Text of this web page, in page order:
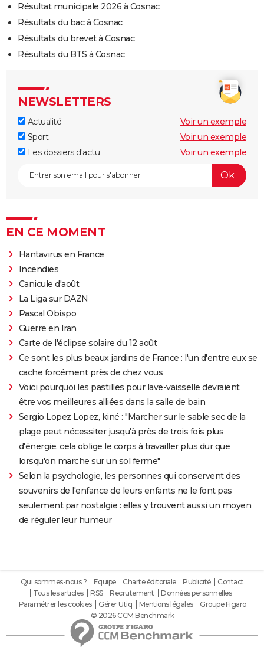
Résultat municipale 2026 à Cosnac
Résultats du bac à Cosnac
Résultats du brevet à Cosnac
Résultats du BTS à Cosnac
NEWSLETTERS
Actualité
Voir un exemple
Sport
Voir un exemple
Les dossiers d'actu
Voir un exemple
EN CE MOMENT
Hantavirus en France
Incendies
Canicule d'août
La Liga sur DAZN
Pascal Obispo
Guerre en Iran
Carte de l'éclipse solaire du 12 août
Ce sont les plus beaux jardins de France : l'un d'entre eux se
cache forcément près de chez vous
Voici pourquoi les pastilles pour lave-vaisselle devraient
être vos meilleures alliées dans la salle de bain
Sergio Lopez Lopez, kiné : "Marcher sur le sable sec de la
plage peut nécessiter jusqu'à près de trois fois plus
d'énergie, cela oblige le corps à travailler plus dur que
lorsqu'on marche sur un sol ferme"
Selon la psychologie, les personnes qui conservent des
souvenirs de l'enfance de leurs enfants ne le font pas
seulement par nostalgie : elles y trouvent aussi un moyen
de réguler leur humeur
Qui sommes-nous ? Equipe Charte éditoriale Publicité
Contact
Tous les articles
RSS Recrutement
Données personnelles
Paramétrer les cookies
Gérer Utiq Mentions légales
Groupe Figaro
© 2026 CCM Benchmark